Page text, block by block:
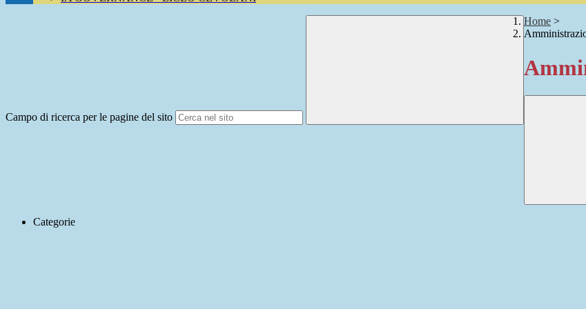
Campo di ricerca per le pagine del sito
Home >
Categorie